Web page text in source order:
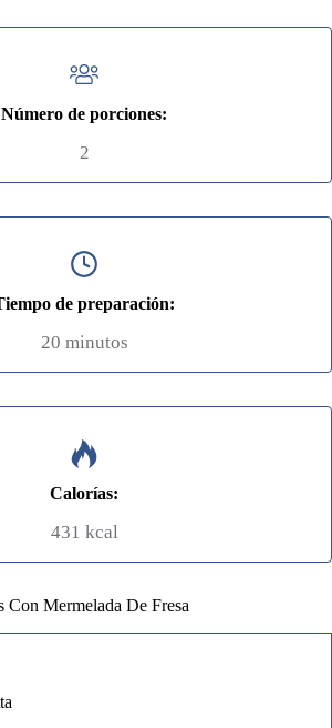
Número de porciones:
2
de preparación:
20 minutos
Calorías:
431 kcal
Con Mermelada De Fresa